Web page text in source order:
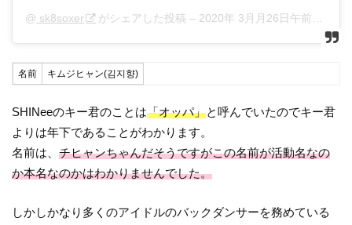
@ sk8soxer がシェアした投稿 – 2020年 3月月26日午前4時40分PDT
名前 キムジヒャン(김지향)
SHINeeのキー君のことは「オッパ」と呼んでいたのでキー君
よりは年下であることがわかります。
名前は、チヒャンちゃんだそうですがこの名前が活動名なの
か本名なのかはわかりませんでした。
しかしかなり多くのアイドルのバックダンサーを務めている